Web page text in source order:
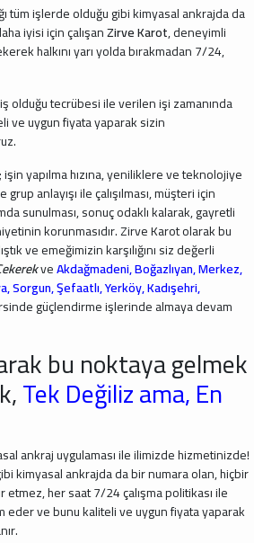
tüm işlerde olduğu gibi kimyasal ankrajda da
iyisi için çalışanZirve Karot, deneyimli
halkını yarı yolda bırakmadan 7/24,
olduğu tecrübesi ile verilen işi zamanında
ve uygun fiyata yaparak sizin
yapılma hızına, yeniliklere ve teknolojiye
anlayışı ile çalışılması, müşteri için
sunulması, sonuç odaklı kalarak, gayretli
korunmasıdır. Zirve Karot olarak bu
ve emeğimizin karşılığını siz değerli
veAkdağmadeni, Boğazlıyan, Merkez,
Sorgun, Şefaatlı, Yerköy, Kadışehri,
güçlendirme işlerinde almaya devam
bu noktaya gelmek
Tek Değiliz ama, En
ankraj uygulaması ile ilimizde hizmetinizde!
kimyasal ankrajda da bir numara olan, hiçbir
her saat 7/24 çalışma politikası ile
eder ve bunu kaliteli ve uygun fiyata yaparak